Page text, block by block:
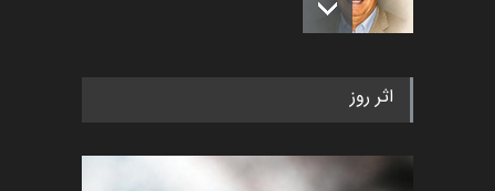
رویداد کارگاهی کارتون و پوستر
اخبار 6 ماه قبل
اثر روز